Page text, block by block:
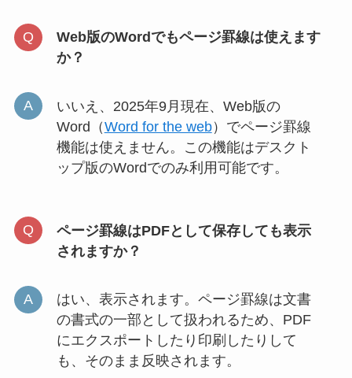
Web版のWordでもページ罫線は使えます
か？
いいえ、2025年9月現在、Web版の
Word（Word for the web）でページ罫線
機能は使えません。この機能はデスクト
ップ版のWordでのみ利用可能です。
ページ罫線はPDFとして保存しても表示
されますか？
はい、表示されます。ページ罫線は文書
の書式の一部として扱われるため、PDF
にエクスポートしたり印刷したりして
も、そのまま反映されます。